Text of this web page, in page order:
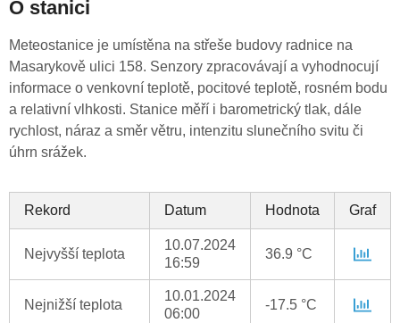
O stanici
Meteostanice je umístěna na střeše budovy radnice na
Masarykově ulici 158. Senzory zpracovávají a vyhodnocují
informace o venkovní teplotě, pocitové teplotě, rosném bodu
a relativní vlhkosti. Stanice měří i barometrický tlak, dále
rychlost, náraz a směr větru, intenzitu slunečního svitu či
úhrn srážek.
Rekord Datum Hodnota Graf
Nejvyšší teplota
10.07.2024
16:59
36.9 °C
Nejnižší teplota
10.01.2024
06:00
-17.5 °C